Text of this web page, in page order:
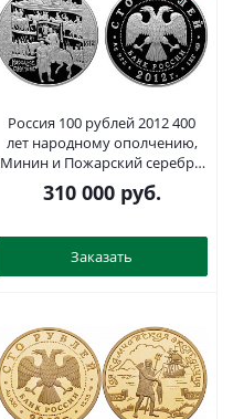
Россия 100 рублей 2012 400
лет народному ополчению,
Минин и Пожарский серебро
PROOF 21-1-02
310 000руб.
Заказать